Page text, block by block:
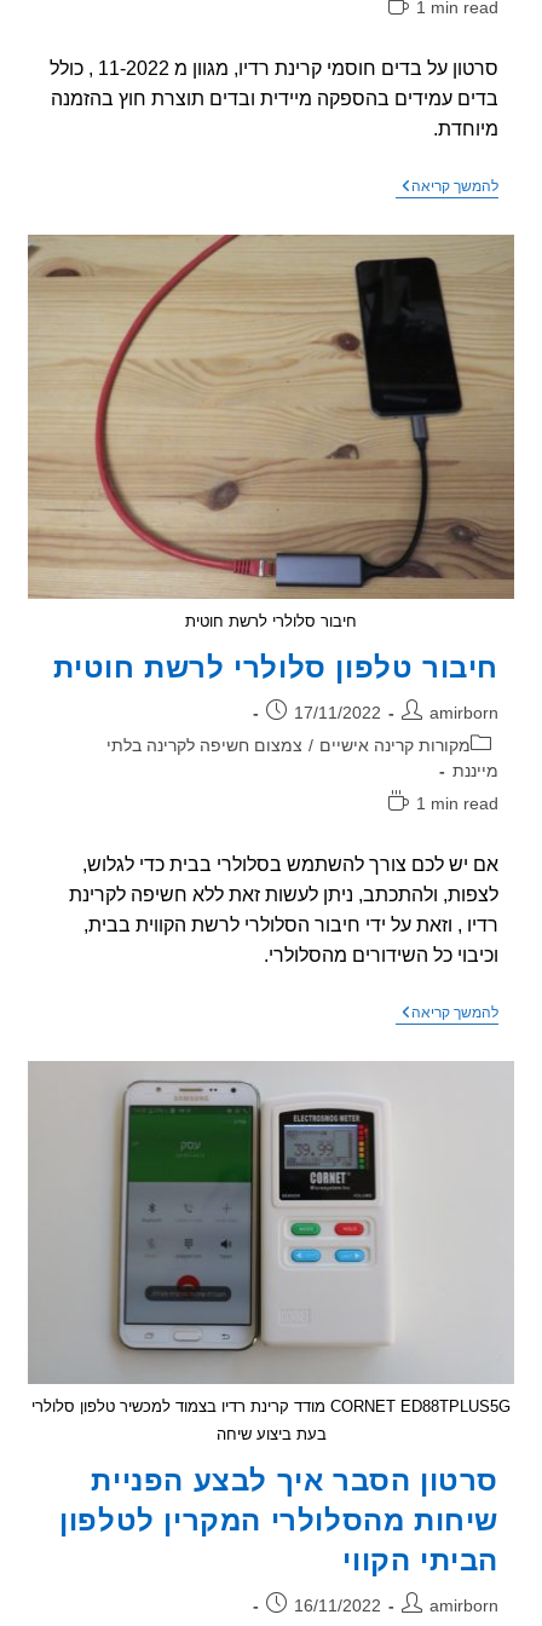
1 min
סרטון על בדים חוסמי קרינת רדיו, מגוון מ 11-2022 , כולל
עמידים בהספקה מיידית ובדים תוצרת חוץ בהזמנה
קריאהסרטון
חוסמי
קרינת
11-
2022
חיבור סלולרי לרשת חוטית
טלפון סלולרי לרשת חוטית
פורסם:
17/11/2022
מקורות קרינה אישיים / צמצום חשיפה לקרינה בלתי
1 min
יש לכם צורך להשתמש בסלולרי בבית כדי לגלוש,
ולהתכתב, ניתן לעשות זאת ללא חשיפה לקרינת
, וזאת על ידי חיבור הסלולרי לרשת הקווית בבית,
כל השידורים מהסלולרי.
קריאהחיבור
CORNET ED88TPLUS5G מודד קרינת רדיו בצמוד למכשיר טלפון סלולרי
בעת ביצוע שיחה
הסבר איך לבצע הפניית
מהסלולרי המקרין לטלפון
הקווי
פורסם:
16/11/2022